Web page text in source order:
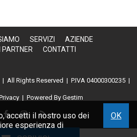
SERVIZI
AZIENDE
PARTNER
CONTATTI
All Rights Reserved | P.IVA 04000300235|
| Powered By Gestim
accetti il nostro uso dei
esperienza di
OK